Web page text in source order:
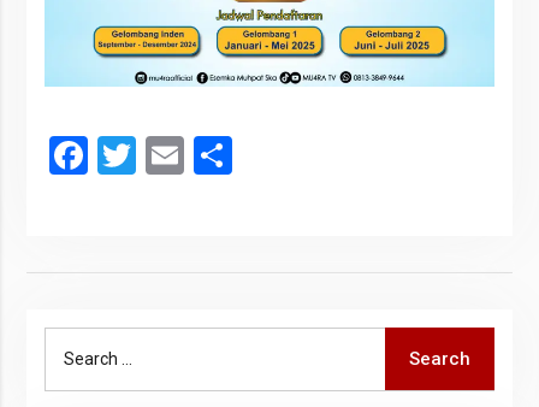
Facebook
Twitter
Email
Search